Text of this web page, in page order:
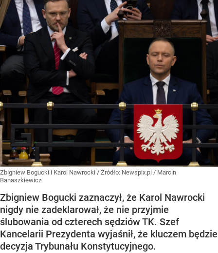
Zbigniew Bogucki i Karol Nawrocki / Źródło: Newspix.pl / Marcin
Banaszkiewicz
Zbigniew Bogucki zaznaczył, że Karol Nawrocki
nigdy nie zadeklarował, że nie przyjmie
ślubowania od czterech sędziów TK. Szef
Kancelarii Prezydenta wyjaśnił, że kluczem będzie
decyzja Trybunału Konstytucyjnego.